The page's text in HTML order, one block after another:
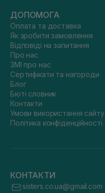
ДОПОМОГА
Оплата та доставка
Як зробити замовлення
Відповіді на запитання
Про нас
ЗМІ про нас
Сертифікати та нагороди
Блог
Бюті словник
Контакти
Умови використання сайту
Політика конфіденційності
КОНТАКТИ
sisters.co.ua@gmail.com